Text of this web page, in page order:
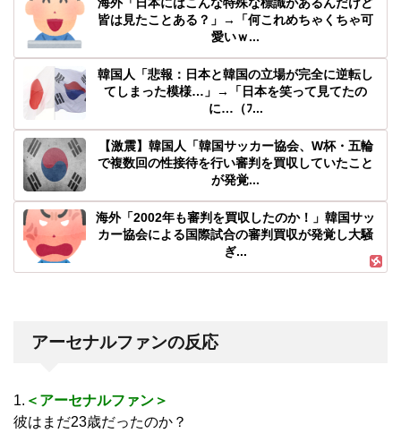
海外「日本にはこんな特殊な標識があるんだけど
皆は見たことある？」→「何これめちゃくちゃ可
愛いｗ...
韓国人「悲報：日本と韓国の立場が完全に逆転し
てしまった模様…」→「日本を笑って見てたの
に…（ﾌ...
【激震】韓国人「韓国サッカー協会、W杯・五輪
で複数回の性接待を行い審判を買収していたこと
が発覚...
海外「2002年も審判を買収したのか！」韓国サッ
カー協会による国際試合の審判買収が発覚し大騒
ぎ...
アーセナルファンの反応
1. ＜アーセナルファン＞
彼はまだ23歳だったのか？